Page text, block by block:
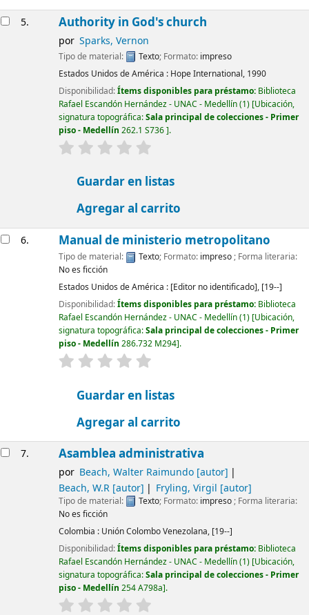
5. Authority in God's church
por Sparks, Vernon
Tipo de material: Texto; Formato: impreso
Estados Unidos de América : Hope International, 1990
Disponibilidad:Ítems disponibles para préstamo: Biblioteca
Rafael Escandón Hernández - UNAC - Medellín(1) Ubicación,
signatura topográfica:Sala principal de colecciones - Primer
piso - Medellín 262.1 S736 .
valoración
Guardar en listas
Agregar al carrito
6. Manual de ministerio metropolitano
Tipo de material: Texto; Formato: impreso; Forma literaria:
No es ficción
Estados Unidos de América : [Editor no identificado], [19--]
Disponibilidad:Ítems disponibles para préstamo: Biblioteca
Rafael Escandón Hernández - UNAC - Medellín(1) Ubicación,
signatura topográfica:Sala principal de colecciones - Primer
piso - Medellín 286.732 M294 .
valoración
Guardar en listas
Agregar al carrito
7. Asamblea administrativa
por Beach, Walter Raimundo[autor]
Beach, W.R[autor] Fryling, Virgil [autor]
Tipo de material: Texto; Formato: impreso ; Forma literaria:
No es ficción
Colombia : Unión Colombo Venezolana, [19--]
Disponibilidad:Ítems disponibles para préstamo: Biblioteca
Rafael Escandón Hernández - UNAC - Medellín(1) Ubicación,
signatura topográfica:Sala principal de colecciones - Primer
piso - Medellín 254 A798a .
valoración